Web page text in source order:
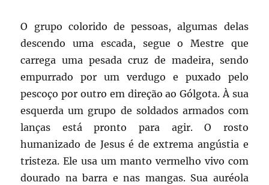
O grupo colorido de pessoas, algumas delas
descendo uma escada, segue o Mestre que
carrega uma pesada cruz de madeira, sendo
empurrado por um verdugo e puxado pelo
pescoço por outro em direção ao Gólgota. À sua
esquerda um grupo de soldados armados com
lanças está pronto para agir. O rosto
humanizado de Jesus é de extrema angústia e
tristeza. Ele usa um manto vermelho vivo com
dourado na barra e nas mangas. Sua auréola